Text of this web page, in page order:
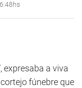
expresaba a viva
fúnebre que